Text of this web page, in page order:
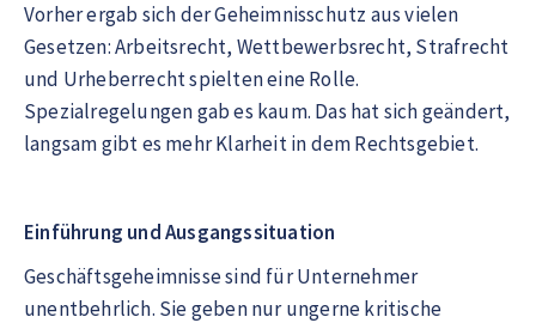
Vorher ergab sich der Geheimnisschutz aus vielen
Gesetzen: Arbeitsrecht, Wettbewerbsrecht, Strafrecht
und Urheberrecht spielten eine Rolle.
Spezialregelungen gab es kaum. Das hat sich geändert,
langsam gibt es mehr Klarheit in dem Rechtsgebiet.
Einführung und Ausgangssituation
Geschäftsgeheimnisse sind für Unternehmer
unentbehrlich. Sie geben nur ungerne kritische